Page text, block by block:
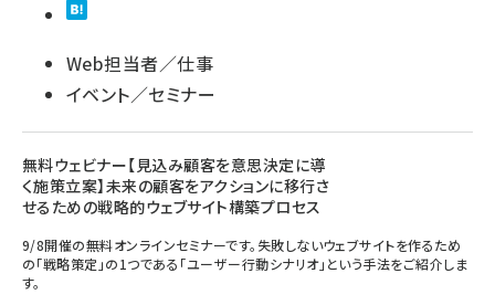
Web担当者／仕事
イベント／セミナー
無料ウェビナー【見込み顧客を意思決定に導
く施策立案】未来の顧客をアクションに移行さ
せるための戦略的ウェブサイト構築プロセス
9/8開催の無料オンラインセミナーです。失敗しないウェブサイトを作るため
の「戦略策定」の1つである「ユーザー行動シナリオ」という手法をご紹介しま
す。